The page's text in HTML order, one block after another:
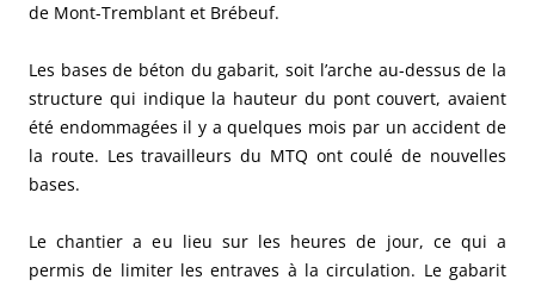
de Mont-Tremblant et Brébeuf.
Les bases de béton du gabarit, soit l’arche au-dessus de la
structure qui indique la hauteur du pont couvert, avaient
été endommagées il y a quelques mois par un accident de
la route. Les travailleurs du MTQ ont coulé de nouvelles
bases.
Le chantier a eu lieu sur les heures de jour, ce qui a
permis de limiter les entraves à la circulation. Le gabarit